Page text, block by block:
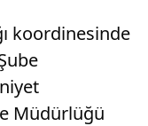
koordinesinde
Müdürlüğü